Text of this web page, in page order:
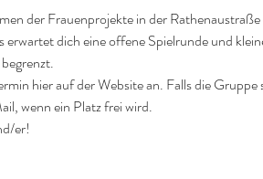
der Frauenprojekte in der
dich eine offene Spielrunde und
hier auf der Website an. Falls die
wenn ein Platz frei wird.
er!